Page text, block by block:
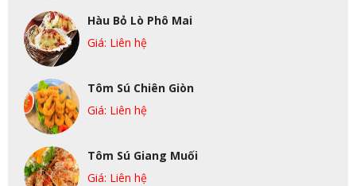
Hàu Bỏ Lò Phô Mai
Giá: Liên hệ
Tôm Sú Chiên Giòn
Giá: Liên hệ
Tôm Sú Giang Muối
Giá: Liên hệ